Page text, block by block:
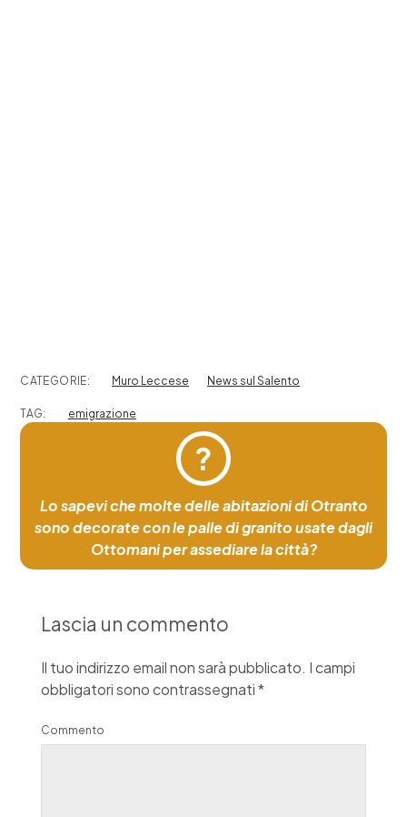
CATEGORIE: Muro Leccese News sul Salento
TAG: emigrazione
?
Lo sapevi che molte delle abitazioni di Otranto
sono decorate con le palle di granito usate dagli
Ottomani per assediare la città?
Lascia un commento
Il tuo indirizzo email non sarà pubblicato. I campi
obbligatori sono contrassegnati*
Commento